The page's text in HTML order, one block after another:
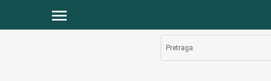
menu
Pretraga